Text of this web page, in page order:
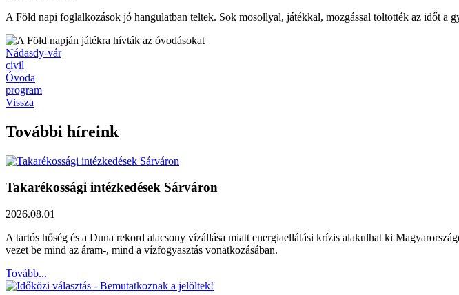
A Föld napi foglalkozások jó hangulatban teltek. Sok mosollyal, játékkal, mozgással töltötték az időt a
Nádasdy-vár
civil
Óvoda
program
Vissza
További híreink
Takarékossági intézkedések Sárváron
2026.08.01
A tartós hőség és a Duna rekord alacsony vízállása miatt energiaellátási krízis alakulhat ki
vezet be mind az áram-, mind a vízfogyasztás vonatkozásában.
Tovább...